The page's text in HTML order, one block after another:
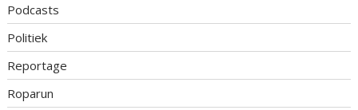
Podcasts
Politiek
Reportage
Roparun